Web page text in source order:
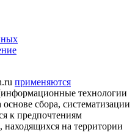
применяются
технологии
сбора, систематизации
к предпочтениям
находящихся на территории